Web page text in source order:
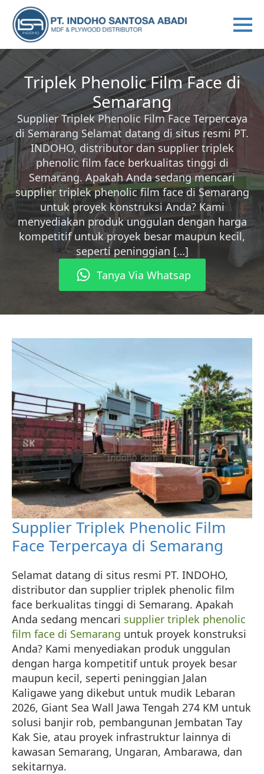
Triplek Phenolic Film Face di
Semarang
Supplier Triplek Phenolic Film Face Terpercaya
di Semarang Selamat datang di situs resmi PT.
INDOHO, distributor dan supplier triplek
phenolic film face berkualitas tinggi di
Semarang. Apakah Anda sedang mencari
supplier triplek phenolic film face di Semarang
untuk proyek konstruksi Anda? Kami
menyediakan produk unggulan dengan harga
kompetitif untuk proyek besar maupun kecil,
seperti peninggian […]
Tanya Via Whatsap
Supplier Triplek Phenolic Film
Face Terpercaya di Semarang
Selamat datang di situs resmi PT. INDOHO,
distributor dan supplier triplek phenolic film
face berkualitas tinggi di Semarang. Apakah
Anda sedang mencari supplier triplek phenolic
film face di Semarang untuk proyek konstruksi
Anda? Kami menyediakan produk unggulan
dengan harga kompetitif untuk proyek besar
maupun kecil, seperti peninggian Jalan
Kaligawe yang dikebut untuk mudik Lebaran
2026, Giant Sea Wall Jawa Tengah 274 KM untuk
solusi banjir rob, pembangunan Jembatan Tay
Kak Sie, atau proyek infrastruktur lainnya di
kawasan Semarang, Ungaran, Ambarawa, dan
sekitarnya.